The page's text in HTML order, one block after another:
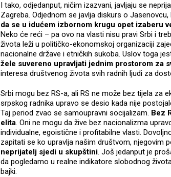
I tako, odjedanput, ničim izazvani, javljaju se
Zagreba. Odjednom se javlja diskurs o
da se u idućem izbornom krugu opet izaberu
Neko će reći – pa ovo na vlasti nisu pravi Srbi i
života leži u političko-ekonomskoj organizaciji
nacionalne države i etničkih sukoba. Uslov toga
žele suvereno upravljati jednim prostorom za
interesa društvenog života svih radnih ljudi za
Srbi mogu bez RS-a, ali RS ne može bez tijela za
srpskog radnika upravo se desio kada nije
Taj period zvao se samoupravni socijalizam. Bez
elita. Oni ne mogu da žive bez nacionalizma
individualne, egoistične i profitabilne vlasti.
zapitati se ko upravlja našim društvom, njegovim
neprijatelj sjedi u skupštini. Još jedanput je
da pogledamo u realne indikatore slobodnog
bajki.